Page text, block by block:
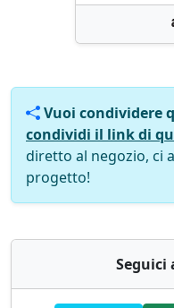
Vuoi condividere
condividi il link di
diretto al negozio, ci
progetto!
Seguici